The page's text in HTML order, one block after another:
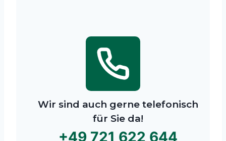
Wir sind auch gerne telefonisch
für Sie da!
+49 721 622 644